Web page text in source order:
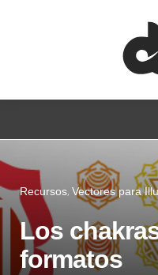
Recursos Vectores para
Los
formatos